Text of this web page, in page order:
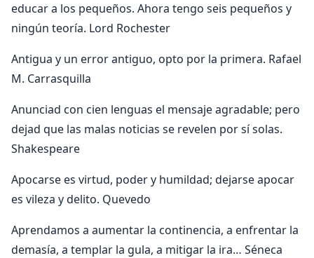
educar a los pequeños. Ahora tengo seis pequeños y
ningún teoría. Lord Rochester
Antigua y un error antiguo, opto por la primera. Rafael
M. Carrasquilla
Anunciad con cien lenguas el mensaje agradable; pero
dejad que las malas noticias se revelen por sí solas.
Shakespeare
Apocarse es virtud, poder y humildad; dejarse apocar
es vileza y delito. Quevedo
Aprendamos a aumentar la continencia, a enfrentar la
demasía, a templar la gula, a mitigar la ira… Séneca